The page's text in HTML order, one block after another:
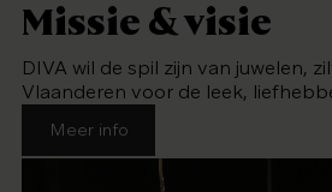
Missie & visie
DIVA wil de spil zijn van juwelen,
Vlaanderen voor de leek,
Meer info